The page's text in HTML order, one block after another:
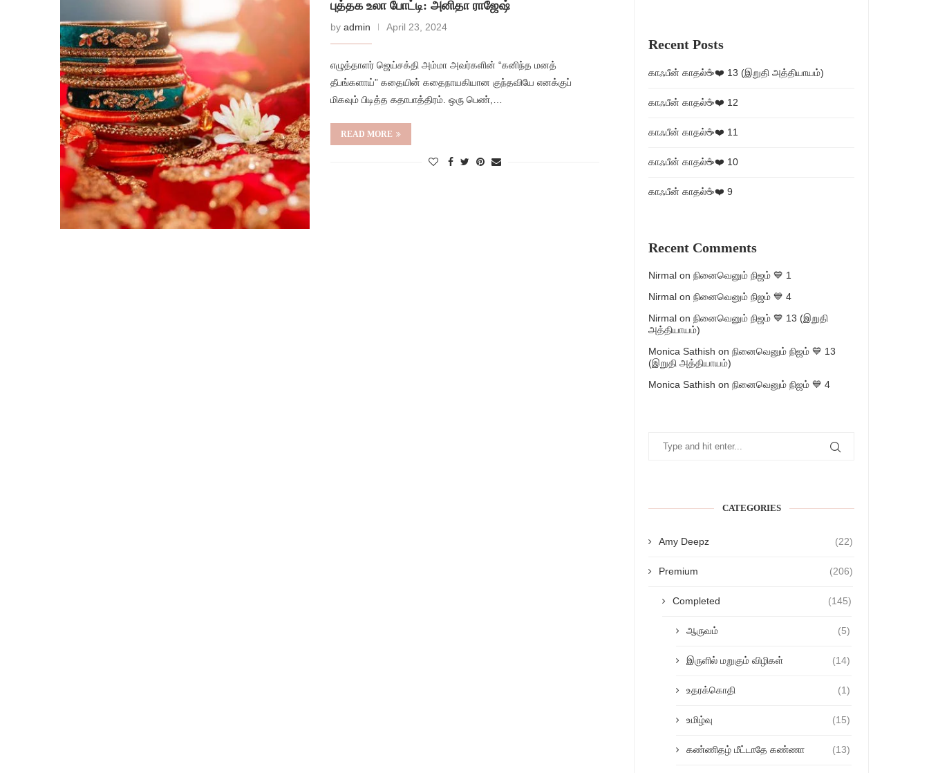
புத்தக உலா போட்டி: அனிதா ராஜேஷ்
by admin April 23, 2024
எழுத்தாளர் ஜெய்சக்தி அம்மா அவர்களின் “கனிந்த மனத்
தீபங்களாய்” கதையின் கதைநாயகியான குந்தவியே எனக்குப்
மிகவும் பிடித்த கதாபாத்திரம். ஒரு பெண்,…
READ MORE
Recent Posts
காஃபீன் காதல்☕❤️ 13 (இறுதி அத்தியாயம்)
காஃபீன் காதல்☕❤️ 12
காஃபீன் காதல்☕❤️ 11
காஃபீன் காதல்☕❤️ 10
காஃபீன் காதல்☕❤️ 9
Recent Comments
Nirmal on நினைவெனும் நிஜம் 💙 1
Nirmal on நினைவெனும் நிஜம் 💙 4
Nirmal on நினைவெனும் நிஜம் 💙 13 (இறுதி
அத்தியாயம்)
Monica Sathish on நினைவெனும் நிஜம் 💙 13
(இறுதி அத்தியாயம்)
Monica Sathish on நினைவெனும் நிஜம் 💙 4
CATEGORIES
Amy Deepz (22)
Premium (206)
Completed (145)
ஆருவம் (5)
இருளில் மறுகும் விழிகள் (14)
உதரக்கொதி (1)
உமிழ்வு (15)
கண்ணிதழ் மீட்டாதே கண்ணா (13)